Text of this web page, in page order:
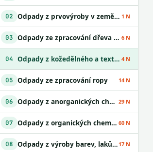
02 Odpady z prvovýroby v zemědělství 1 N
03 Odpady ze zpracování dřeva a výroby desek 6 N
04 Odpady z kožedělného a textilního průmyslu 4 N
05 Odpady ze zpracování ropy 14 N
06 Odpady z anorganických chemických procesů 29 N
07 Odpady z organických chemických procesů 60 N
08 Odpady z výroby barev, laků a lepidel 17 N